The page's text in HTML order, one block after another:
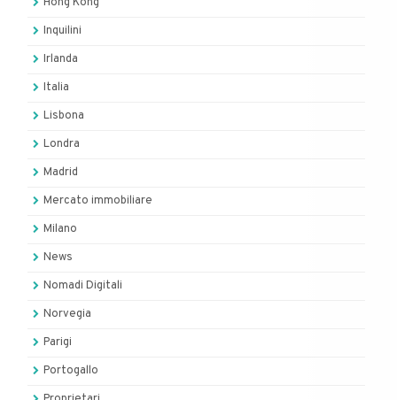
Inquilini
Irlanda
Italia
Lisbona
Londra
Madrid
Mercato immobiliare
Milano
News
Nomadi Digitali
Norvegia
Parigi
Portogallo